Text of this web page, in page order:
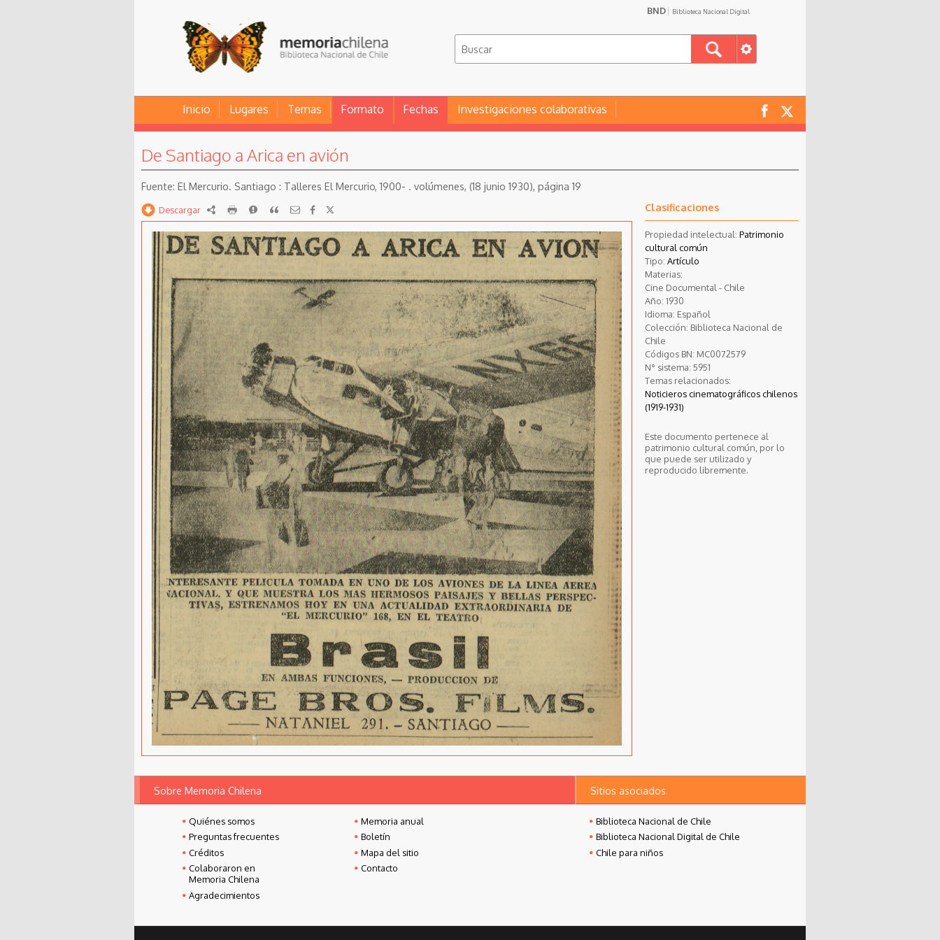
BND Biblioteca Nacional Digital
Inicio Lugares Temas Formato Fechas Investigaciones colaborativas
De Santiago a Arica en avión
El Mercurio. Santiago : Talleres El Mercurio, 1900- . volúmenes, (18 junio 1930), página 19
Descargar RDF imprimirReportarCitar Clasificaciones
Propiedad intelectual: Patrimonio
cultural común
Tipo: Artículo
Materias:
Cine Documental - Chile
Año: 1930
Idioma: Español
Colección: Biblioteca Nacional de
Chile
Códigos BN: MC0072579
N° sistema: 5951
Temas relacionados:
Noticieros cinematográficos chilenos
(1919-1931)
Este documento pertenece al
patrimonio cultural común, por lo
que puede ser utilizado y
reproducido libremente.
Sobre Memoria Chilena
Quiénes somos
Preguntas frecuentes
Créditos
Colaboraron en
Memoria Chilena
Agradecimientos
Memoria anual
Boletín
Mapa del sitio
Contacto
Sitios asociados
Biblioteca Nacional de Chile
Biblioteca Nacional Digital de Chile
Chile para niños